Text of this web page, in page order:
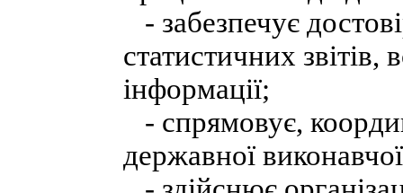
- забезпечує
статистичних звітів,
інформації;
- спрямовує,
державної